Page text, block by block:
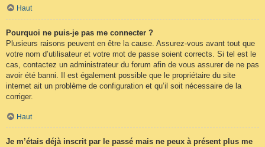
Haut
Pourquoi ne puis-je pas me connecter ?
Plusieurs raisons peuvent en être la cause. Assurez-vous avant tout que
votre nom d’utilisateur et votre mot de passe soient corrects. Si tel est le
cas, contactez un administrateur du forum afin de vous assurer de ne pas
avoir été banni. Il est également possible que le propriétaire du site
internet ait un problème de configuration et qu’il soit nécessaire de la
corriger.
Haut
Je m’étais déjà inscrit par le passé mais ne peux à présent plus me